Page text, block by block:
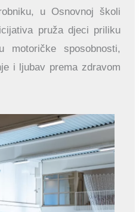
u Osnovnoj školi
pruža djeci priliku
sposobnosti,
i ljubav prema zdravom